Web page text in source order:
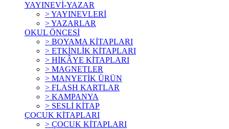
YAYINEVİ-YAZAR
> YAYINEVLERİ
> YAZARLAR
OKUL ÖNCESİ
> BOYAMA KİTAPLARI
> ETKİNLİK KİTAPLARI
> HİKÂYE KİTAPLARI
> MAGNETLER
> MANYETİK ÜRÜN
> FLASH KARTLAR
> KAMPANYA
> SESLİ KİTAP
ÇOCUK KİTAPLARI
> ÇOCUK KİTAPLARI